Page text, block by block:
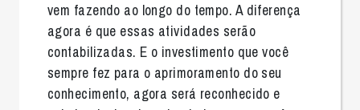
vem fazendo ao longo do tempo. A diferença
agora é que essas atividades serão
contabilizadas. E o investimento que você
sempre fez para o aprimoramento do seu
conhecimento, agora será reconhecido e